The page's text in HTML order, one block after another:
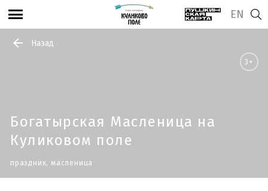
EN
Назад
Богатырская Масленица на
Куликовом поле
праздник, масленица
3+